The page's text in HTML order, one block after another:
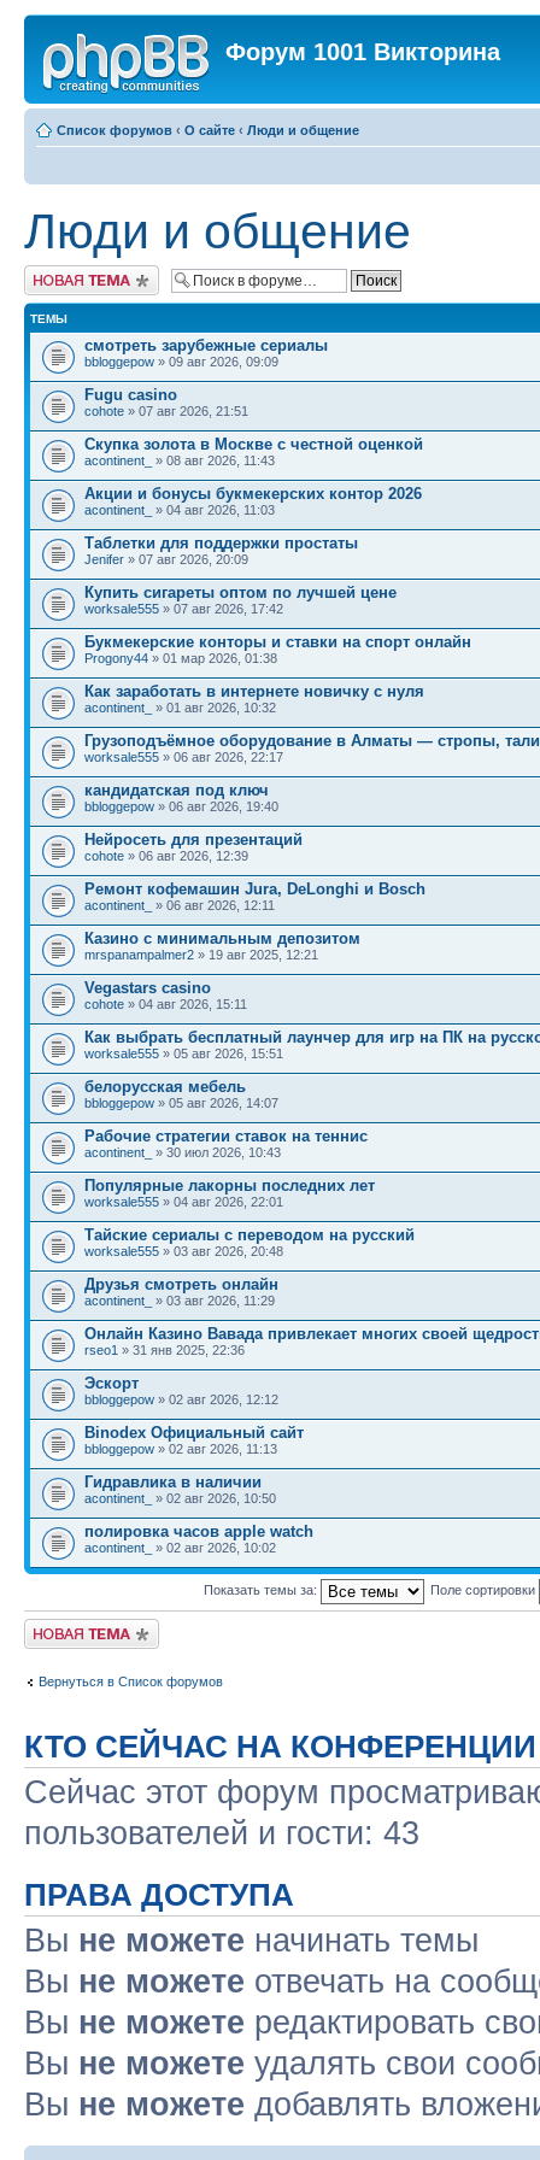
Форум 1001 Викторина
Список форумов ‹ О сайте ‹ Люди и общение
Люди и общение
Новая тема
ТЕМЫ
смотреть зарубежные сериалы
bbloggepow » 09 авг 2026, 09:09
Fugu casino
cohote » 07 авг 2026, 21:51
Скупка золота в Москве с честной оценкой
acontinent_ » 08 авг 2026, 11:43
Акции и бонусы букмекерских контор 2026
acontinent_ » 04 авг 2026, 11:03
Таблетки для поддержки простаты
Jenifer » 07 авг 2026, 20:09
Купить сигареты оптом по лучшей цене
worksale555 » 07 авг 2026, 17:42
Букмекерские конторы и ставки на спорт онлайн
Progony44 » 01 мар 2026, 01:38
Как заработать в интернете новичку с нуля
acontinent_ » 01 авг 2026, 10:32
Грузоподъёмное оборудование в Алматы — стропы,
worksale555 » 06 авг 2026, 22:17
кандидатская под ключ
bbloggepow » 06 авг 2026, 19:40
Нейросеть для презентаций
cohote » 06 авг 2026, 12:39
Ремонт кофемашин Jura, DeLonghi и Bosch
acontinent_ » 06 авг 2026, 12:11
Казино с минимальным депозитом
mrspanampalmer2 » 19 авг 2025, 12:21
Vegastars casino
cohote » 04 авг 2026, 15:11
Как выбрать бесплатный лаунчер для игр на ПК на
worksale555 » 05 авг 2026, 15:51
белорусская мебель
bbloggepow » 05 авг 2026, 14:07
Рабочие стратегии ставок на теннис
acontinent_ » 30 июл 2026, 10:43
Популярные лакорны последних лет
worksale555 » 04 авг 2026, 22:01
Тайские сериалы с переводом на русский
worksale555 » 03 авг 2026, 20:48
Друзья смотреть онлайн
acontinent_ » 03 авг 2026, 11:29
Онлайн Казино Вавада привлекает многих своей
rseo1 » 31 янв 2025, 22:36
Эскорт
bbloggepow » 02 авг 2026, 12:12
Binodex Официальный сайт
bbloggepow » 02 авг 2026, 11:13
Гидравлика в наличии
acontinent_ » 02 авг 2026, 10:50
полировка часов apple watch
acontinent_ » 02 авг 2026, 10:02
Показать темы за: Поле сортировки
Новая тема
Вернуться в Список форумов
КТО СЕЙЧАС НА КОНФЕРЕНЦИИ
Сейчас этот форум
пользователей и гости: 43
ПРАВА ДОСТУПА
Вы не можете начинать темы
Вы не можете отвечать на
Вы не можете редактировать
Вы не можете удалять свои
Вы не можете добавлять